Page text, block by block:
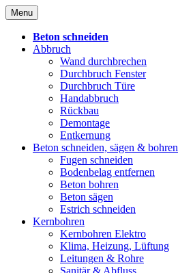
Skip
to
content
Menu
Beton schneiden
Abbruch
Wand durchbrechen
Durchbruch Fenster
Durchbruch Türe
Handabbruch
Rückbau
Demontage
Entkernung
Beton schneiden, sägen & bohren
Fugen schneiden
Bodenbelag entfernen
Beton bohren
Beton sägen
Estrich schneiden
Kernbohren
Kernbohren Elektro
Klima, Heizung, Lüftung
Leitungen & Rohre
Sanitär & Abfluss